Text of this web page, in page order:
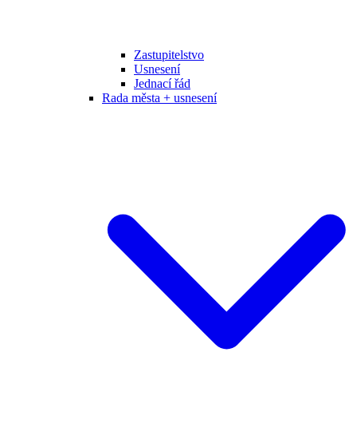
Zastupitelstvo
Usnesení
Jednací řád
Rada města + usnesení